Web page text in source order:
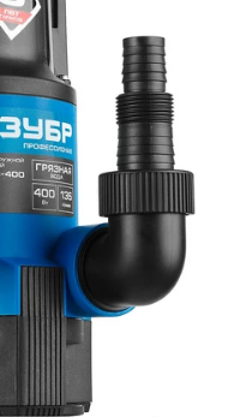
N000-
036-144
+
N000-
036-145
+
N000-
036-146
+
N000-
036-147
N000-
036-148
N000-
036-149
-
V000-